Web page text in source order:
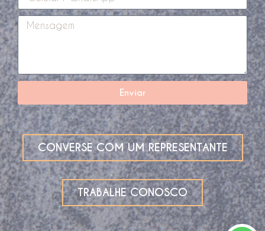
Enviar
CONVERSE COM UM REPRESENTANTE
TRABALHE CONOSCO